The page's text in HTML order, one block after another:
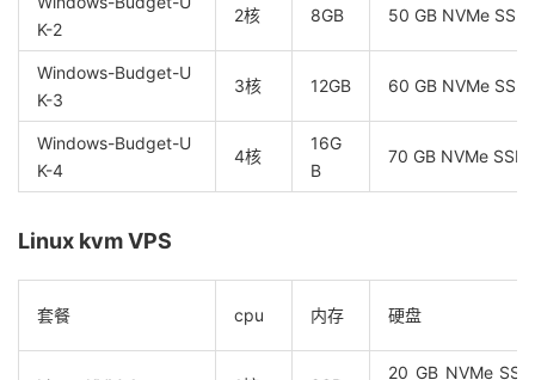
K-2
2核 8GB 50 GB NVMe SSD
Windows-Budget-U
K-3
3核 12GB 60 GB NVMe SSD
Windows-Budget-U
K-4
4核
16G
B
70 GB NVMe SSD
Linux kvm VPS
套餐 cpu 内存 硬盘
20 GB NVMe